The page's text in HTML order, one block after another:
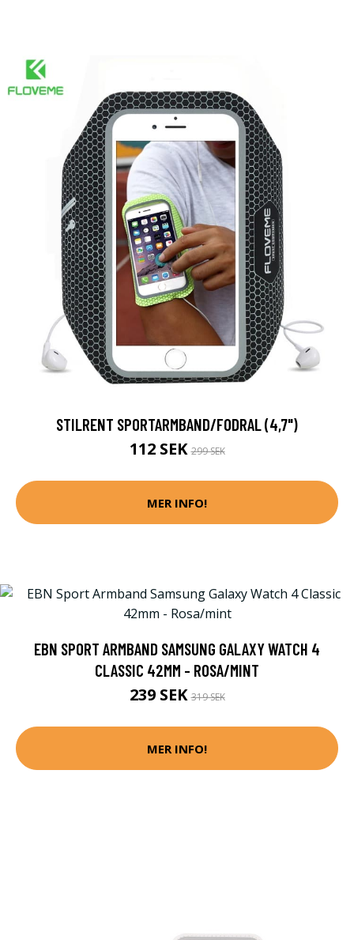
STILRENT SPORTARMBAND/FODRAL (4,7")
112 SEK299 SEK
MER INFO!
EBN SPORT ARMBAND SAMSUNG GALAXY WATCH 4
CLASSIC 42MM - ROSA/MINT
239 SEK319 SEK
MER INFO!